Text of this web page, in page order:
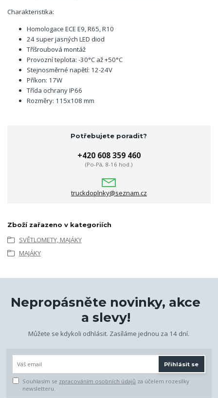
Charakteristika:
Homologace ECE E9, R65, R10
24 super jasných LED diod
Tříšroubová montáž
Provozní teplota: -30°C až +50°C
Stejnosměrné napětí: 12-24V
Příkon: 17W
Třída ochrany IP66
Rozměry: 115x108 mm
Potřebujete poradit?
+420 608 359 460
(Po-Pá, 8-16 hod.)
truckdoplnky@seznam.cz
Zboží zařazeno v kategoriích
SVĚTLOMETY, MAJÁKY
MAJÁKY
Nepropásněte novinky, akce
a slevy!
Můžete se kdykoli odhlásit. Zasíláme jednou za 14 dní.
Přihlásit se
Souhlasím se zpracováním osobních údajů za účelem rozesílky
newsletteru.